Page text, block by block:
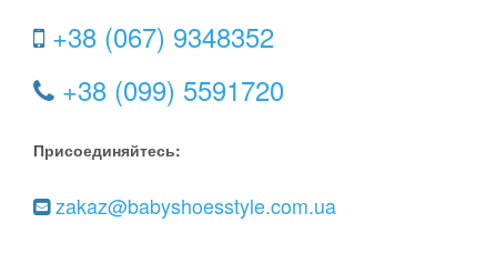
+38 (067) 9348352
+38 (099) 5591720
Присоединяйтесь:
zakaz@babyshoesstyle.com.ua